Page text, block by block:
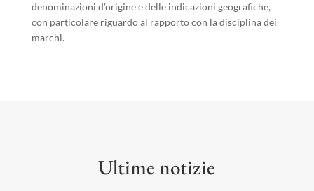
denominazioni d’origine e delle indicazioni geografiche,
con particolare riguardo al rapporto con la disciplina dei
marchi.
Ultime notizie